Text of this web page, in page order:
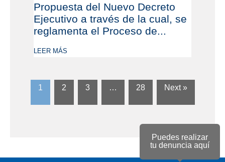
Puedes realizar
tu denuncia aquí
Propuesta del Nuevo Decreto
Ejecutivo a través de la cual, se
reglamenta el Proceso de...
LEER MÁS
1 2 3 … 28 Next »